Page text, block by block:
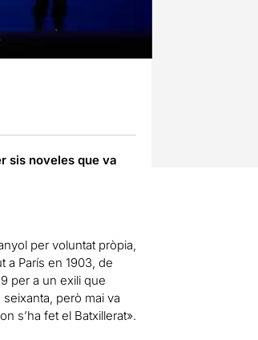
sis noveles que va
per voluntat pròpia,
a París en 1903, de
per a un exili que
però mai va
s’ha fet el Batxillerat».